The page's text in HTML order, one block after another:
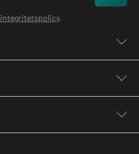
integritetspolicy.